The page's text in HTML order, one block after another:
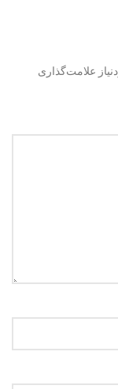
علامت‌گذاری